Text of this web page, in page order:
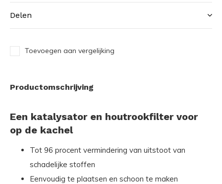
Delen
Toevoegen aan vergelijking
Productomschrijving
Een katalysator en houtrookfilter voor
op de kachel
Tot 96 procent vermindering van uitstoot van
schadelijke stoffen
Eenvoudig te plaatsen en schoon te maken